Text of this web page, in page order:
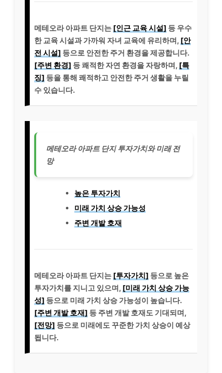
메테오라 아파트 단지는 [인근 교육 시설] 등 우수
한 교육 시설과 가까워 자녀 교육에 유리하며, [안
전 시설] 등으로 안전한 주거 환경을 제공합니다.
[주변 환경] 등 쾌적한 자연 환경을 자랑하며, [특
징] 등을 통해 쾌적하고 안전한 주거 생활을 누릴
수 있습니다.
메테오라 아파트 단지 투자가치와 미래 전
망
높은 투자가치
미래 가치 상승 가능성
주변 개발 호재
메테오라 아파트 단지는 [투자가치] 등으로 높은
투자가치를 지니고 있으며, [미래 가치 상승 가능
성] 등으로 미래 가치 상승 가능성이 높습니다.
[주변 개발 호재] 등 주변 개발 호재도 기대되며,
[전망] 등으로 미래에도 꾸준한 가치 상승이 예상
됩니다.